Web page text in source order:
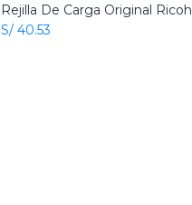
Add to Cart
Rejilla De Carga Original Ricoh
S/ 40.53